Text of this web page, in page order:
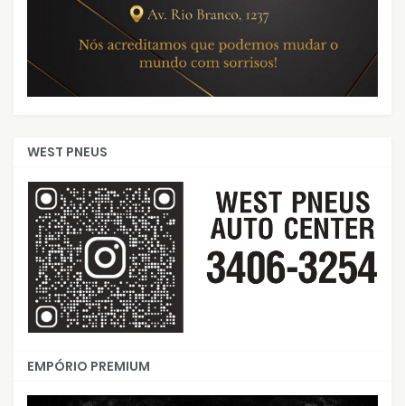
WEST PNEUS
EMPÓRIO PREMIUM